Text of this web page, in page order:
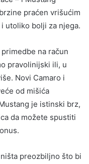
praćen vrišućim
utoliko bolji za njega.
na račun
pravolinijski ili, u
Novi Camaro i
od mišića
je istinski brz,
da možete spustiti
preozbiljno što bi